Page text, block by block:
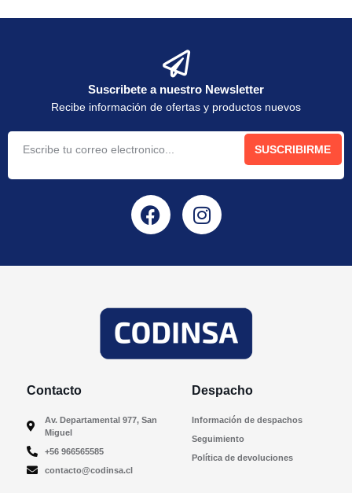
Suscribete a nuestro Newsletter
Recibe información de ofertas y productos nuevos
SUSCRIBIRME
Contacto
Av. Departamental 977, San
Miguel
+56 966565585
contacto@codinsa.cl
Despacho
Información de despachos
Seguimiento
Política de devoluciones